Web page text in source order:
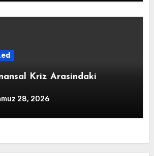
Kriz Arasindaki
28, 2026